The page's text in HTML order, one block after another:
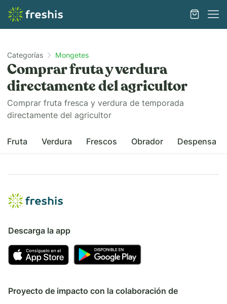
Categorías Mongetes
Comprar fruta y verdura
directamente del agricultor
Comprar fruta fresca y verdura de temporada
directamente del agricultor
Fruta Verdura Frescos Obrador Despensa
Descarga la app
Proyecto de impacto con la colaboración de